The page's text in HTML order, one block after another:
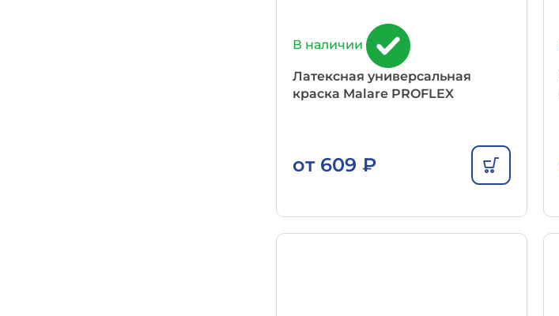
В наличии
Латексная универсальная
краска Malare PROFLEX
от 609 ₽